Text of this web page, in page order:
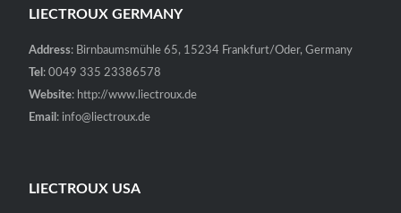
LIECTROUX GERMANY
Address: Birnbaumsmühle 65, 15234 Frankfurt/Oder, Germany
Tel : 0049 335 23386578
Website: http://www.liectroux.de
Email : info@liectroux.de
LIECTROUX USA